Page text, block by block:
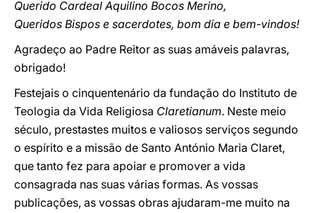
Querido Cardeal Aquilino Bocos Merino,
Queridos Bispos e sacerdotes, bom dia e bem-vindos!
Agradeço ao Padre Reitor as suas amáveis palavras,
obrigado!
Festejais o cinquentenário da fundação do Instituto de
Teologia da Vida Religiosa Claretianum. Neste meio
século, prestastes muitos e valiosos serviços segundo
o espírito e a missão de Santo António Maria Claret,
que tanto fez para apoiar e promover a vida
consagrada nas suas várias formas. As vossas
publicações, as vossas obras ajudaram-me muito na